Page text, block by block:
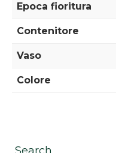
Epoca fioritura
Contenitore
Vaso
Colore